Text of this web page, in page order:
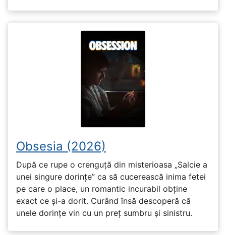
Obsesia (2026)
După ce rupe o crenguță din misterioasa „Salcie a
unei singure dorințe” ca să cucerească inima fetei
pe care o place, un romantic incurabil obține
exact ce și-a dorit. Curând însă descoperă că
unele dorințe vin cu un preț sumbru și sinistru.